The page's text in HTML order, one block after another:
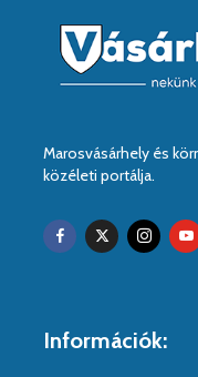
Marosvásárhely és
közéleti portálja.
Információk: